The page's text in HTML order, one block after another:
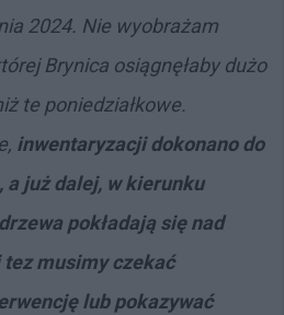
2024. Nie wyobrażam
Brynica osiągnęłaby dużo
te poniedziałkowe.
inwentaryzacji dokonano do
a już dalej, w kierunku
pokładają się nad
tez musimy czekać
lub pokazywać